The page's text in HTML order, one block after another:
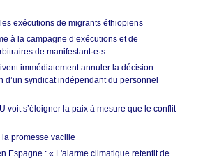
exécutions de migrants éthiopiens
à la campagne d’exécutions et de
de manifestant·e·s
immédiatement annuler la décision
d’un syndicat indépendant du personnel
voit s’éloigner la paix à mesure que le conflit
promesse vacille
Espagne : « L'alarme climatique retentit de